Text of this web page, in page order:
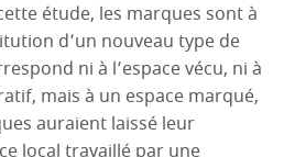
étude, les marques sont à
d’un nouveau type de
ni à l’espace vécu, ni à
mais à un espace marqué,
auraient laissé leur
local travaillé par une